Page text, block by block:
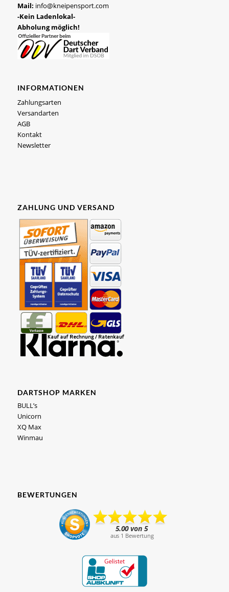
Mail: info@kneipensport.com
-Kein Ladenlokal-
Abholung möglich!
INFORMATIONEN
Zahlungsarten
Versandarten
AGB
Kontakt
Newsletter
ZAHLUNG UND VERSAND
DARTSHOP MARKEN
BULL’s
Unicorn
XQ Max
Winmau
BEWERTUNGEN